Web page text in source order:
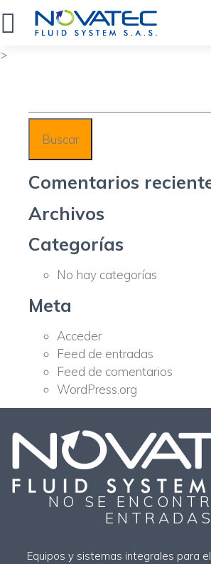
>
Comentarios
Archivos
Categorías
No hay categorías
Meta
Acceder
Feed de entradas
Feed de comentarios
WordPress.org
NO SE
ENTRADAS
Equipos y sistemas integrales para